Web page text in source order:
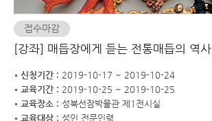
접수마감
[강좌] 매듭장에게 듣는 전통매듭의 역사
신청기간 : 2019-10-17 ~ 2019-10-24
교육기간 : 2019-10-25 ~ 2019-10-25
교육장소 : 성북선잠박물관 제1전시실
교육대상 : 성인,전문인력